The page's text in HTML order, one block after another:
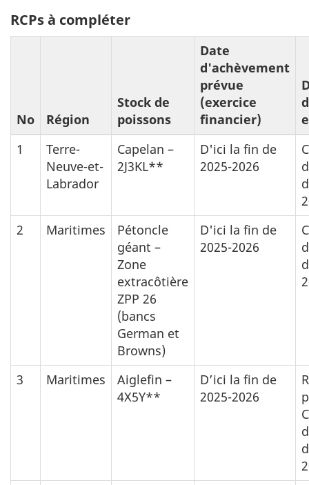
RCPs à compléter
No Région
Stock de
poissons
Date
d'achèvement
prévue
(exercice
financier)
1
Terre-
Neuve-et-
Labrador
Capelan –
2J3KL**
D'ici la fin de
2025-2026
2
Maritimes
Pétoncle
géant –
Zone
extracôtière
ZPP 26
(bancs
German et
Browns)
D'ici la fin de
2025-2026
3 Maritimes
Aiglefin –
4X5Y**
D’ici la fin de
2025-2026